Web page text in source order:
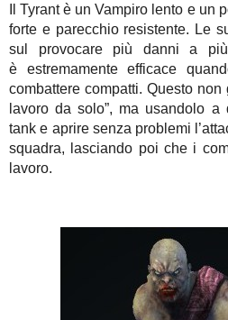
Il Tyrant è un Vampiro lento e un
forte e parecchio resistente. Le
sul provocare più danni a
è estremamente efficace
combattere compatti. Questo non
lavoro da solo”, ma usandolo
tank e aprire senza problemi
squadra, lasciando poi che i
lavoro.